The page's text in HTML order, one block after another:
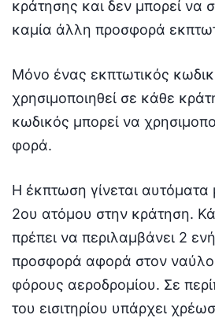
κράτησης και δεν μπορεί να
καμία άλλη προσφορά
Μόνο ένας εκπτωτικός
χρησιμοποιηθεί σε κάθε
κωδικός μπορεί να
φορά.
Η έκπτωση γίνεται
2ου ατόμου στην κράτηση.
πρέπει να περιλαμβάνει 2
προσφορά αφορά στον ναύλο
φόρους αεροδρομίου. Σε
του εισιτηρίου υπάρχει